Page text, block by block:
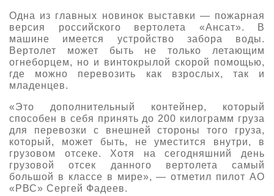
Партнеры выставки
Крокус Экспо
Даты будущих выставок
Документы
Контакты
Для участников
Заявка на участие
Заочное участие
Прилет на выставку
Основные требования МВЦ «Крокус Экспо»
Для посетителей
Схема проезда
Правила доступа и пребывания Крокус Экспо
Аккредитация прессы
Условия инфопартнёрства
Положение об аккредитации
Публикации о выставке
Одна из главных новинок выставки — пожарная
версия российского вертолета «Ансат». В
машине имеется устройство забора воды.
Вертолет может быть не только летающим
огнеборцем, но и винтокрылой скорой помощью,
где можно перевозить как взрослых, так и
младенцев.
«Это дополнительный контейнер, который
способен в себя принять до 200 килограмм груза
для перевозки с внешней стороны того груза,
который, может быть, не уместится внутри, в
грузовом отсеке. Хотя на сегодняшний день
грузовой отсек данного вертолета самый
большой в классе в мире», — отметил пилот АО
«РВС» Сергей Фадеев.